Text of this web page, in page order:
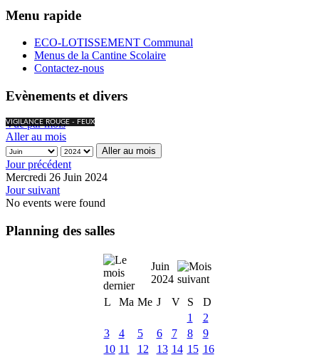
Menu rapide
ECO-LOTISSEMENT Communal
Menus de la Cantine Scolaire
Contactez-nous
Evènements et divers
VIGILANCE ROUGE - FEUX
Vue par mois
Aller au mois
Aller au mois
Jour précédent
Mercredi 26 Juin 2024
Jour suivant
No events were found
Planning des salles
Juin
2024
L
Ma Me J V S
D
1
2
3
4 5 6 7 8
9
10 11 12 13 14 15 16